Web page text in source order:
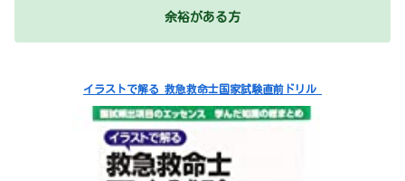
余裕がある方
イラストで解る 救急救命士国家試験直前ドリル